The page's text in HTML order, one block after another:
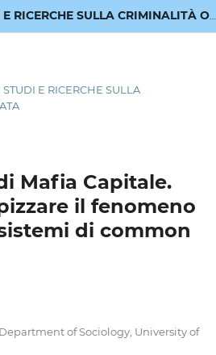
RIVISTA DI STUDI E RICERCHE SULLA CRIMINALITÀ ORGANIZZATA
STUDI E RICERCHE SULLA
Mafia Capitale.
il fenomeno
di common
of Sociology, University of